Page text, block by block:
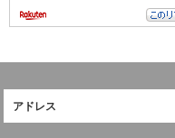
アドレス